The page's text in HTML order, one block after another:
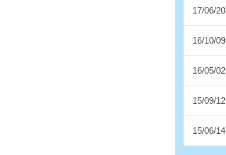
17/06/20
16/10/09
16/05/02
15/09/12
15/06/14